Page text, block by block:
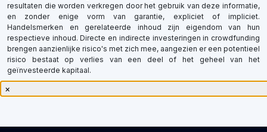
resultaten die worden verkregen door het gebruik van deze informatie,
en zonder enige vorm van garantie, expliciet of impliciet.
Handelsmerken en gerelateerde inhoud zijn eigendom van hun
respectieve inhoud. Directe en indirecte investeringen in crowdfunding
brengen aanzienlijke risico's met zich mee, aangezien er een potentieel
risico bestaat op verlies van een deel of het geheel van het
geïnvesteerde kapitaal.
×